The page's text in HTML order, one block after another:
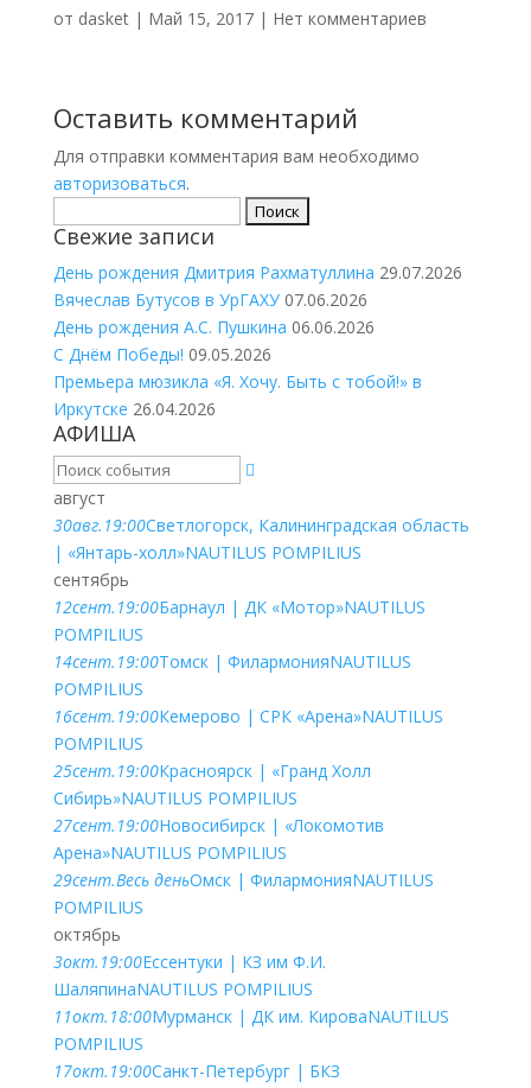
от dasket| Май 15, 2017| Нет комментариев
Оставить комментарий
Для отправки комментария вам необходимо
авторизоваться.
Свежие записи
День рождения Дмитрия Рахматуллина 29.07.2026
Вячеслав Бутусов в УрГАХУ 07.06.2026
День рождения А.С. Пушкина 06.06.2026
С Днём Победы! 09.05.2026
Премьера мюзикла «Я. Хочу. Быть с тобой!» в
Иркутске 26.04.2026
АФИША
август
30авг. 19:00Светлогорск, Калининградская область
| «Янтарь-холл»NAUTILUS POMPILIUS
сентябрь
12сент. 19:00Барнаул | ДК «Мотор»NAUTILUS
POMPILIUS
14сент. 19:00Томск | ФилармонияNAUTILUS
POMPILIUS
16сент. 19:00Кемерово | СРК «Арена»NAUTILUS
POMPILIUS
25сент. 19:00Красноярск | «Гранд Холл
Сибирь»NAUTILUS POMPILIUS
27сент. 19:00Новосибирск | «Локомотив
Арена»NAUTILUS POMPILIUS
29сент.Весь деньОмск | ФилармонияNAUTILUS
POMPILIUS
октябрь
3окт. 19:00Ессентуки | КЗ им Ф.И.
ШаляпинаNAUTILUS POMPILIUS
11окт. 18:00Мурманск | ДК им. КироваNAUTILUS
POMPILIUS
17окт. 19:00Санкт-Петербург | БКЗ